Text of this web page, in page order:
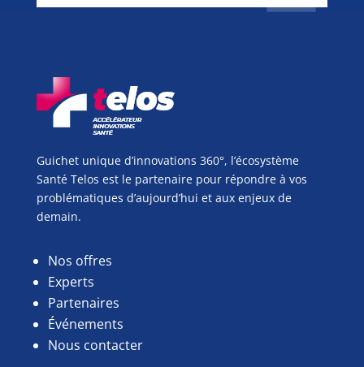
Guichet unique d’innovations 360°, l’écosystème
Santé Telos est le partenaire pour répondre à vos
problématiques d’aujourd’hui et aux enjeux de
demain.
Nos offres
Experts
Partenaires
Événements
Nous contacter